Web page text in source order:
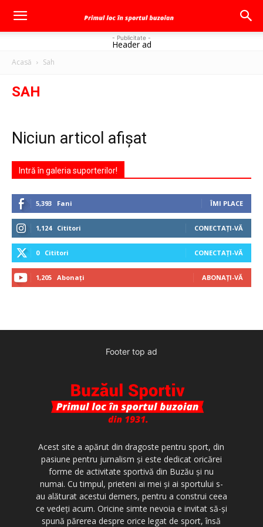
- Publicitate -
Header ad
Acasă Sah
SAH
Niciun articol afișat
Intră în galeria suporterilor!
5,393 Fani ÎMI PLACE
1,124 Cititori CONECTAȚI-VĂ
0 Cititori CONECTAȚI-VĂ
1,205 Abonați ABONAȚI-VĂ
Footer top ad
Acest site a apărut din dragoste pentru sport, din
pasiune pentru jurnalism şi este dedicat oricărei
forme de activitate sportivă din Buzău şi nu
numai. Cu timpul, prieteni ai mei şi ai sportului s-
au alăturat acestui demers, pentru a construi ceea
ce vedeţi acum. Oricine simte nevoia e invitat să-şi
spună părerea despre orice legat de sport, însă